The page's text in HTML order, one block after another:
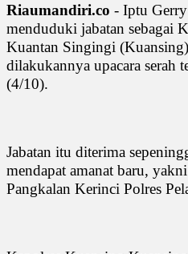
Riaumandiri.co - Iptu
menduduki jabatan sebagai
Kuantan Singingi
dilakukannya upacara serah
(4/10).
Jabatan itu diterima
mendapat amanat baru,
Pangkalan Kerinci Polres